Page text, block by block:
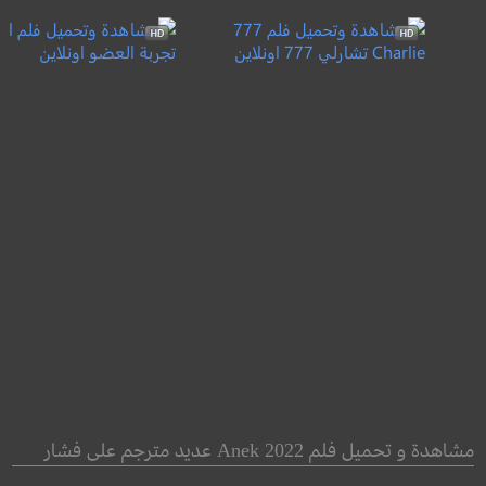
تشارلي 777 تجربة العضو مشاهدة و تحميل فلم Anek 2022 عديد مترجم على فشار